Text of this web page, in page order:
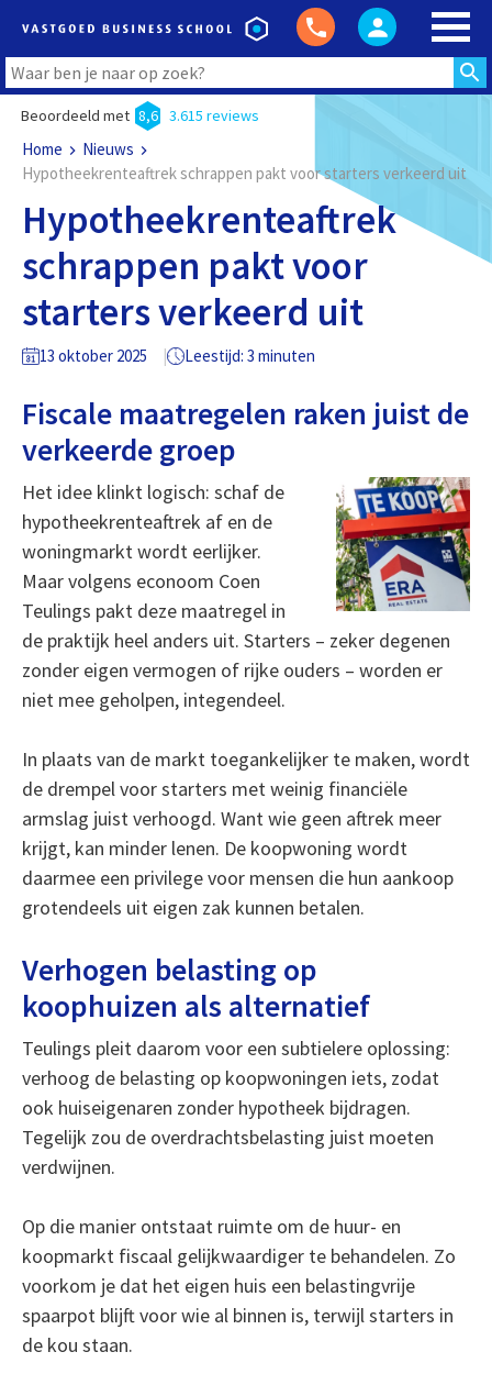
Beoordeeld met 8,6 3.615 reviews
Home
Nieuws
Hypotheekrenteaftrek schrappen pakt voor starters verkeerd uit
Hypotheekrenteaftrek
schrappen pakt voor
starters verkeerd uit
13 oktober 2025 Leestijd: 3 minuten
Fiscale maatregelen raken juist de
verkeerde groep
Het idee klinkt logisch: schaf de
hypotheekrenteaftrek af en de
woningmarkt wordt eerlijker.
Maar volgens econoom Coen
Teulings pakt deze maatregel in
de praktijk heel anders uit. Starters – zeker degenen
zonder eigen vermogen of rijke ouders – worden er
niet mee geholpen, integendeel.
In plaats van de markt toegankelijker te maken, wordt
de drempel voor starters met weinig financiële
armslag juist verhoogd. Want wie geen aftrek meer
krijgt, kan minder lenen. De koopwoning wordt
daarmee een privilege voor mensen die hun aankoop
grotendeels uit eigen zak kunnen betalen.
Verhogen belasting op
koophuizen als alternatief
Teulings pleit daarom voor een subtielere oplossing:
verhoog de belasting op koopwoningen iets, zodat
ook huiseigenaren zonder hypotheek bijdragen.
Tegelijk zou de overdrachtsbelasting juist moeten
verdwijnen.
Op die manier ontstaat ruimte om de huur- en
koopmarkt fiscaal gelijkwaardiger te behandelen. Zo
voorkom je dat het eigen huis een belastingvrije
spaarpot blijft voor wie al binnen is, terwijl starters in
de kou staan.